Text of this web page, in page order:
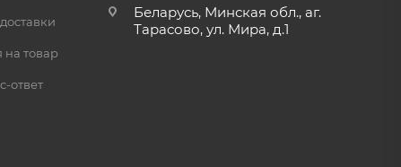
на товар
ответ
Беларусь, Минская обл., аг.
Тарасово, ул. Мира, д.1